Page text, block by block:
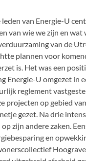
van Energie-U
van wie we zijn en wat
van de
plannen voor
is. Het was een
Energie-U omgezet in
reglement
projecten op gebied
gezet. Na drie
zijn andere zaken.
en